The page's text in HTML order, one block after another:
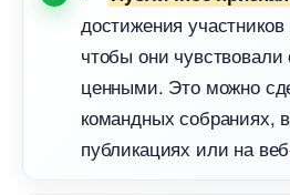
достижения
чтобы они
ценными. Это можно
командных собраниях,
публикациях или на